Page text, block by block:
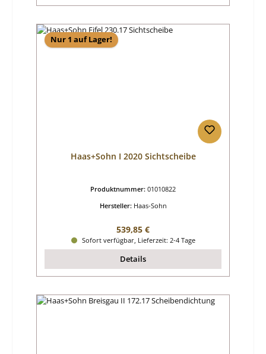
Nur 1 auf Lager!
Haas+Sohn I 2020 Sichtscheibe
Produktnummer: 01010822
Hersteller: Haas-Sohn
Regulärer Preis:
539,85 €
Sofort verfügbar, Lieferzeit: 2-4 Tage
Details